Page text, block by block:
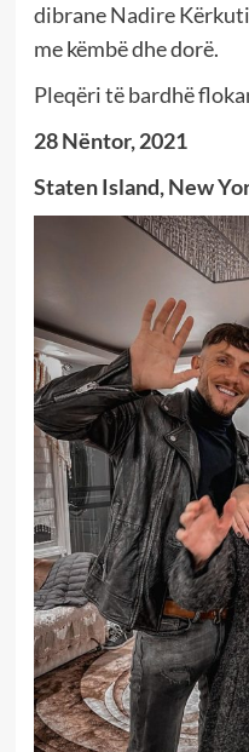
dibrane Nadire
me këmbë dhe dorë.
Pleqëri të bardhë
28 Nëntor, 2021
Staten Island, New